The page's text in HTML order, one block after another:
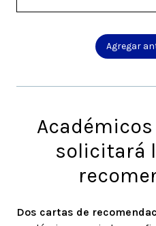
Agregar
solicitará
Dos cartas de